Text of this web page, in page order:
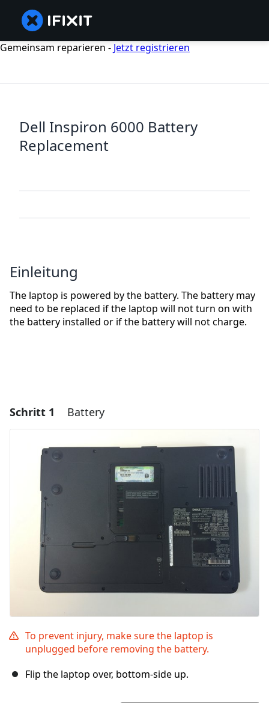
Gemeinsam reparieren - Jetzt registrieren
Dell Inspiron 6000 Battery
Replacement
Einleitung
The laptop is powered by the battery. The battery may
need to be replaced if the laptop will not turn on with
the battery installed or if the battery will not charge.
Schritt 1 Battery
To prevent injury, make sure the laptop is
unplugged before removing the battery.
Flip the laptop over, bottom-side up.